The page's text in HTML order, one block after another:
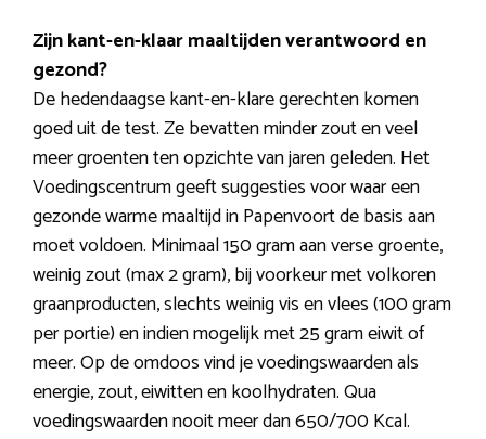
Zijn kant-en-klaar maaltijden verantwoord en
gezond?
De hedendaagse kant-en-klare gerechten komen
goed uit de test. Ze bevatten minder zout en veel
meer groenten ten opzichte van jaren geleden. Het
Voedingscentrum geeft suggesties voor waar een
gezonde warme maaltijd in Papenvoort de basis aan
moet voldoen. Minimaal 150 gram aan verse groente,
weinig zout (max 2 gram), bij voorkeur met volkoren
graanproducten, slechts weinig vis en vlees (100 gram
per portie) en indien mogelijk met 25 gram eiwit of
meer. Op de omdoos vind je voedingswaarden als
energie, zout, eiwitten en koolhydraten. Qua
voedingswaarden nooit meer dan 650/700 Kcal.